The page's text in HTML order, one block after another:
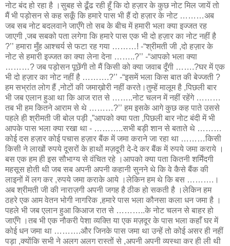
नोट बंद हो रहा है ।सुबह से ढूँढ रही हूँ कि दो हज़ार के कुछ नोट मिल जायें तो
मैं भी पड़ोसन से कह सकूँ कि हमारे पास भी हैं दो हज़ार के नोट ………अब
जब सब नोट बदलवाने जाएँगे तो सब के बीच में हमारी भला क्या इज्जत रह
जाएगी ,जब सबको पता लगेगा कि हमारे पास एक भी दो हज़ार का नोट नहीं है
?’’ हमारा मुँह आश्चर्य से फटा रह गया ………! -“श्रीमती जी ,दो हज़ार के
नोट से हमारी इज्जत का क्या लेना देना ……..?’’ -“आपको भला क्या
………? जब पड़ोसन पूछेंगी तो मैं किसी को क्या जवाब दूँगी …….?घर में एक
भी दो हज़ार का नोट नहीं है ……….?’’ -“इसमें भला किस बात की बेज्जती ?
हम सभ्रांत लोग हैं ,नोटों की जमाख़ोरी नहीं करते।तुम्हें मालूम है ,पिछली बार
भी जब एलान हुआ था कि आज रात से ……..नोट चलन में नहीं रहेंगे ………
तब भी हम कितने आराम से थे ………?’’ हम इसके आगे कुछ कह पाते उससे
पहले ही श्रीमती जी बोल पड़ी ,”आपको क्या पता ,पिछली बार नोट बंदी में भी
आपके पास भला क्या रखा था - ………..सभी बड़ी शान से बताते थे ………
कोई दस हज़ार कोई पचास हज़ार बैंक में जमा कराने जा रहा था ………किसी
किसी ने लाखों रुपये दूसरों के हाथों मज़दूरी दे-दे कर बैंक में रुपये जमा कराये ।
बस एक हम ही इस सौभाग्य से वंचित रहे ।आपको क्या पता कितनी शर्मिंदगी
महसूस होती थी जब सब अपनी अपनी कहानी सुनने थे कि वे कैसे बैंक की
लाइनों में लग कर ,रुपये जमा कराके आये ।लेकिन हम थे कि बस ……….।
अब श्रीमती जी की नाराज़गी अपनी जगह है ठीक हो सकती है ।लेकिन हम
ठहरे एक आम वेतन भोगी नागरिक ,हमारे पास भला कौनसा कला धन जमा है ।
पहले भी जब एलान हुआ किआज रात से ………..के नोट चलन से बाहर हो
जाएँगे ।तब भी एक नौकरी पेशा व्यक्ति या एक मज़दूर के पास भला कहाँ घर में
कोई धन जमा था ……….और जिनके पास जमा था उन्हें तो कोई असर ही नहीं
पड़ा ,क्योंकि सभी ने अलग अलग रास्तों से ,अपनी अपनी व्यस्था कर ही ली थी